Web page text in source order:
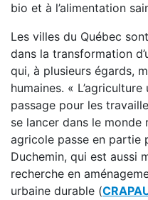
bio et à l’alimentation
Les villes du Québec
dans la transformation
qui, à plusieurs égards,
humaines. «
passage pour les
se lancer dans le monde
agricole passe en partie
Duchemin, qui est aussi
recherche en
urbaine durable (